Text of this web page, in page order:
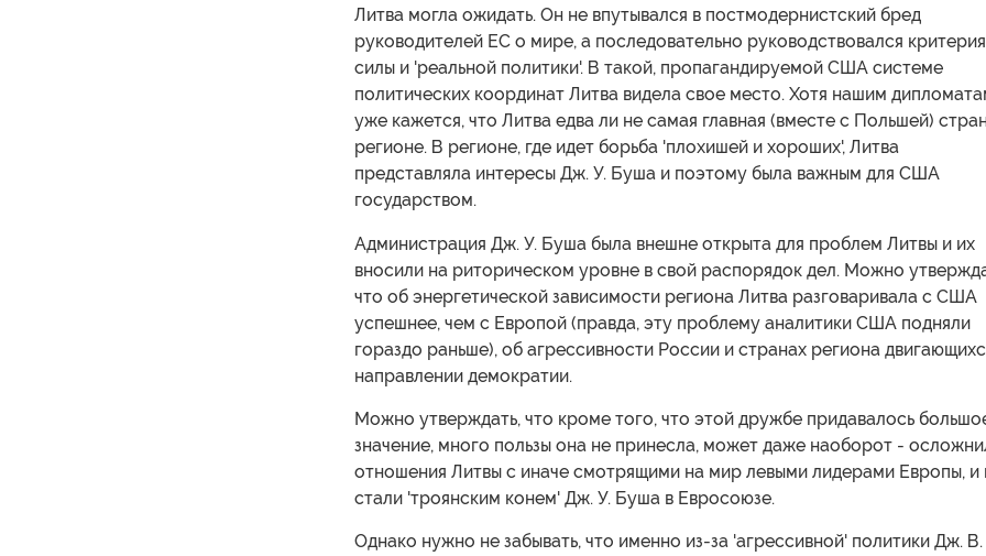
Литва могла ожидать. Он не впутывался в постмодернистский бред
руководителей ЕС о мире, а последовательно руководствовался
силы и 'реальной политики'. В такой, пропагандируемой США системе
политических координат Литва видела свое место. Хотя нашим
уже кажется, что Литва едва ли не самая главная (вместе с Польшей)
регионе. В регионе, где идет борьба 'плохишей и хороших', Литва
представляла интересы Дж. У. Буша и поэтому была важным для США
государством.
Администрация Дж. У. Буша была внешне открыта для проблем Литвы и их
вносили на риторическом уровне в свой распорядок дел. Можно
что об энергетической зависимости региона Литва разговаривала с США
успешнее, чем с Европой (правда, эту проблему аналитики США подняли
гораздо раньше), об агрессивности России и странах региона
направлении демократии.
Можно утверждать, что кроме того, что этой дружбе придавалось
значение, много пользы она не принесла, может даже наоборот -
отношения Литвы с иначе смотрящими на мир левыми лидерами Европы, и
стали 'троянским конем' Дж. У. Буша в Евросоюзе.
Однако нужно не забывать, что именно из-за 'агрессивной' политики Дж. В.